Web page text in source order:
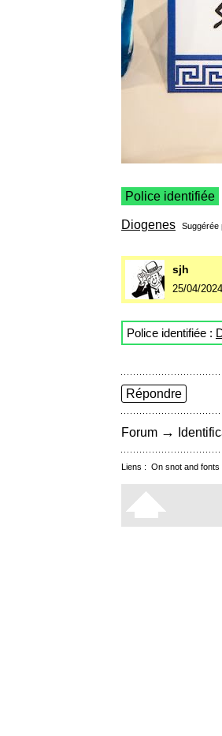
Police identifiée
Diogenes Suggérée
sjh
25/04/
Police identifiée :
Répondre
Forum →
Liens : On snot and fonts